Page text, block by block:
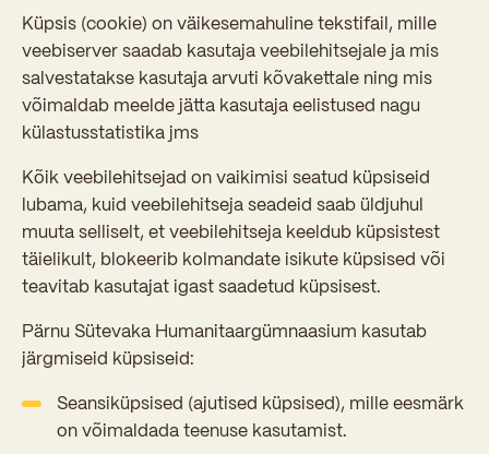
Järelevalve
Kooliõde ja koolipsühholoogid
Küpsis (cookie) on väikesemahuline tekstifail, mille
veebiserver saadab kasutaja veebilehitsejale ja mis
salvestatakse kasutaja arvuti kõvakettale ning mis
võimaldab meelde jätta kasutaja eelistused nagu
külastusstatistika jms
Kõik veebilehitsejad on vaikimisi seatud küpsiseid
lubama, kuid veebilehitseja seadeid saab üldjuhul
muuta selliselt, et veebilehitseja keeldub küpsistest
täielikult, blokeerib kolmandate isikute küpsised või
teavitab kasutajat igast saadetud küpsisest.
Pärnu Sütevaka Humanitaargümnaasium kasutab
järgmiseid küpsiseid:
Seansiküpsised (ajutised küpsised), mille eesmärk
on võimaldada teenuse kasutamist.